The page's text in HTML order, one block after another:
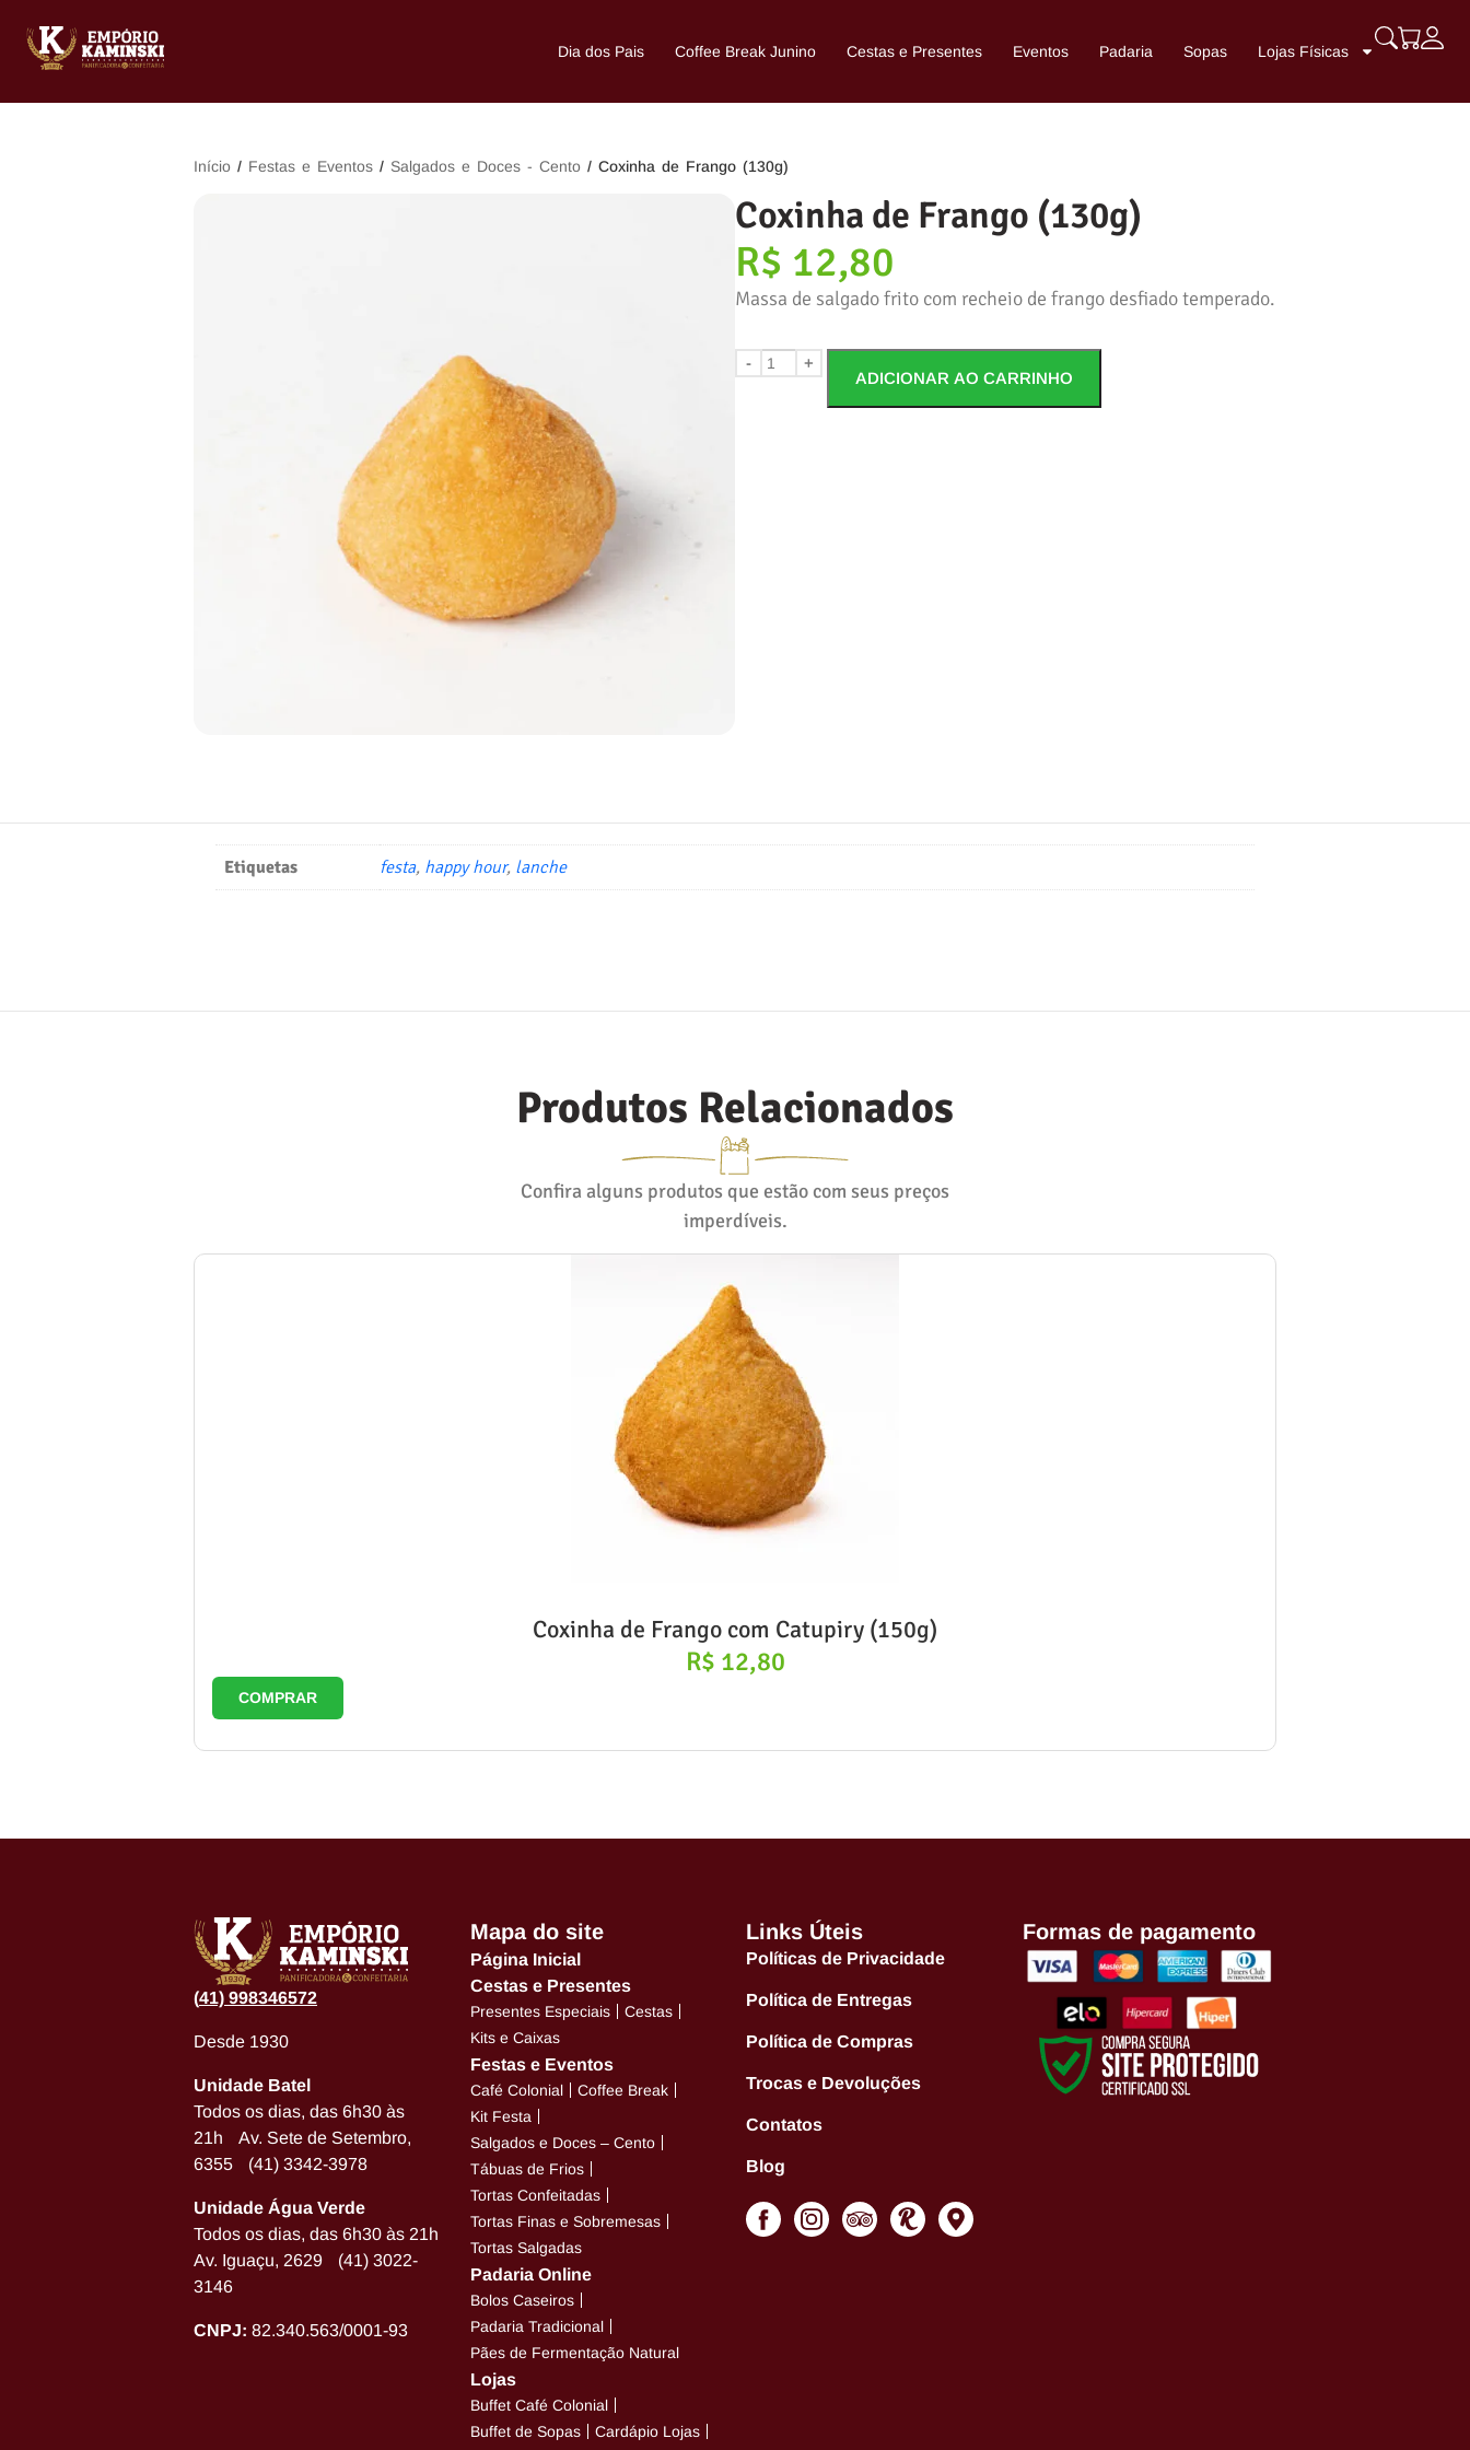
Dia dos Pais Coffee Break Junino Cestas e Presentes Eventos Padaria Sopas Lojas Físicas
Início / Festas e Eventos / Salgados e Doces - Cento / Coxinha de Frango (130g)
Coxinha de Frango (130g)
R$ 12,80
Massa de salgado frito com recheio de frango desfiado temperado.
-
+
ADICIONAR AO CARRINHO
Etiquetas festa, happy hour, lanche
Produtos Relacionados
Confira alguns produtos que estão com seus preços
imperdíveis.
Coxinha de Frango com Catupiry (150g)
R$ 12,80
COMPRAR
(41) 998346572
Desde 1930
Unidade Batel
Todos os dias, das 6h30 às
21h Av. Sete de Setembro,
6355 (41) 3342-3978
Unidade Água Verde
Todos os dias, das 6h30 às 21h
Av. Iguaçu, 2629 (41) 3022-
3146
CNPJ: 82.340.563/0001-93
Mapa do site
Página Inicial
Cestas e Presentes
Presentes Especiais
Cestas
Kits e Caixas
Festas e Eventos
Café Colonial
Coffee Break
Kit Festa
Salgados e Doces – Cento
Tábuas de Frios
Tortas Confeitadas
Tortas Finas e Sobremesas
Tortas Salgadas
Padaria Online
Bolos Caseiros
Padaria Tradicional
Pães de Fermentação Natural
Lojas
Buffet Café Colonial
Buffet de Sopas
Cardápio Lojas
Links Úteis
Políticas de Privacidade
Política de Entregas
Política de Compras
Trocas e Devoluções
Contatos
Blog
Formas de pagamento